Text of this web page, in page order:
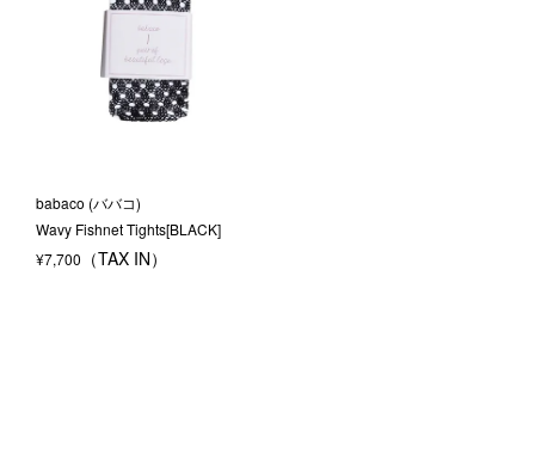
babaco (ババコ)
Wavy Fishnet Tights[BLACK]
¥7,700